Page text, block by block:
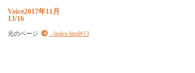
Voice2017年11月
13/16
元のページ ../index.html#13